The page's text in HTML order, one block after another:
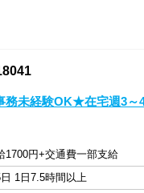
務未経験OK★在宅週3
1700円+交通費一部支給
1日7.5時間以上